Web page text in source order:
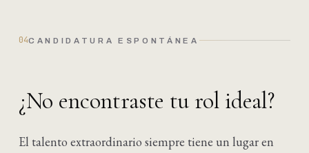
04CANDIDATURA ESPONTÁNEA
¿No encontraste tu rol ideal?
El talento extraordinario siempre tiene un lugar en